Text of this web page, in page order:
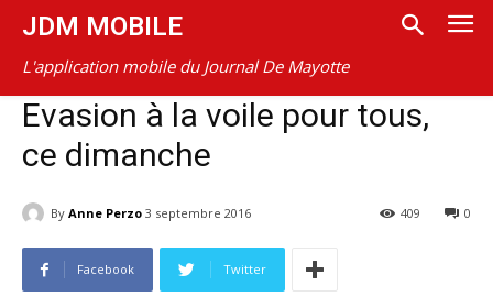
JDM MOBILE
L'application mobile du Journal De Mayotte
Evasion à la voile pour tous,
ce dimanche
By Anne Perzo 3 septembre 2016 0
409
Facebook Twitter